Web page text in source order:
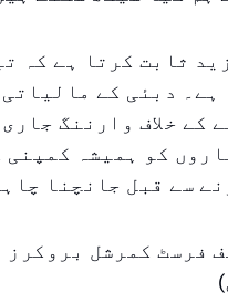
ثابت کرتا ہے کہ
ہے۔ دبئی کے
کے خلاف وارننگ
کو ہمیشہ کمپنی
سے قبل جانچنا
فرسٹ کمرشل